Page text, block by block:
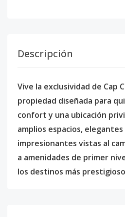
Descripción
Vive la exclusividad de Cap
propiedad diseñada para
confort y una ubicación
amplios espacios, elegantes
impresionantes vistas al
a amenidades de primer
los destinos más